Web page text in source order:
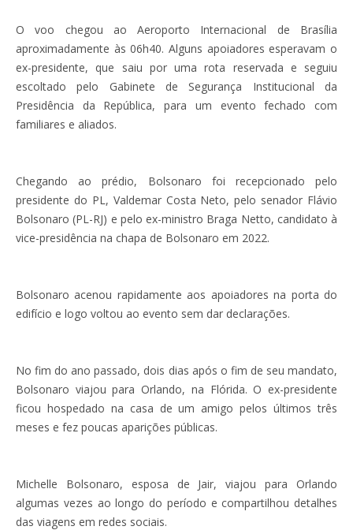
O voo chegou ao Aeroporto Internacional de Brasília
aproximadamente às 06h40. Alguns apoiadores esperavam o
ex-presidente, que saiu por uma rota reservada e seguiu
escoltado pelo Gabinete de Segurança Institucional da
Presidência da República, para um evento fechado com
familiares e aliados.
Chegando ao prédio, Bolsonaro foi recepcionado pelo
presidente do PL, Valdemar Costa Neto, pelo senador Flávio
Bolsonaro (PL-RJ) e pelo ex-ministro Braga Netto, candidato à
vice-presidência na chapa de Bolsonaro em 2022.
Bolsonaro acenou rapidamente aos apoiadores na porta do
edifício e logo voltou ao evento sem dar declarações.
No fim do ano passado, dois dias após o fim de seu mandato,
Bolsonaro viajou para Orlando, na Flórida. O ex-presidente
ficou hospedado na casa de um amigo pelos últimos três
meses e fez poucas aparições públicas.
Michelle Bolsonaro, esposa de Jair, viajou para Orlando
algumas vezes ao longo do período e compartilhou detalhes
das viagens em redes sociais.